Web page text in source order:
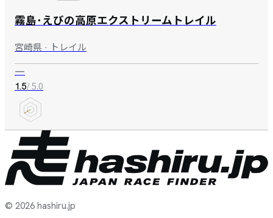
霧島･えびの高原エクストリームトレイル
宮崎県 · トレイル
—
1.5/ 5.0
© 2026 hashiru.jp